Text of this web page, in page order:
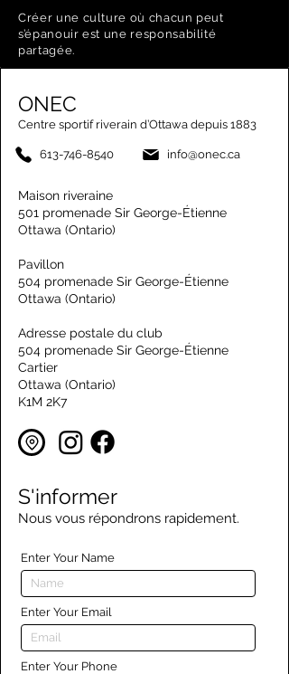
Créer une culture où chacun peut
s’épanouir est une responsabilité
partagée.
ONEC
Centre sportif riverain d’Ottawa depuis 1883
613-746-8540 info@onec.ca
Maison riveraine
501 promenade Sir George-Étienne
Ottawa (Ontario)
Pavillon
504 promenade Sir George-Étienne
Ottawa (Ontario)
Adresse postale du club
504 promenade Sir George-Étienne
Cartier
Ottawa (Ontario)
K1M 2K7
S'informer
Nous vous répondrons rapidement.
Enter Your Name
Enter Your Email
Enter Your Phone